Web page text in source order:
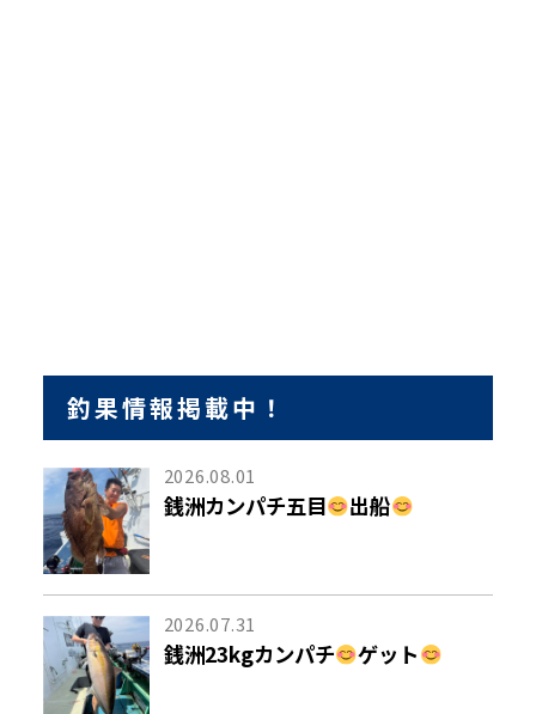
釣果情報掲載中！
2026.08.01
銭洲カンパチ五目 出船
2026.07.31
銭洲23kgカンパチ ゲット